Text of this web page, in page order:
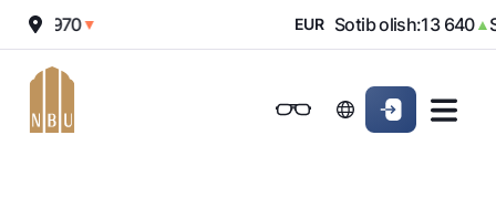
11 970▼ EUR Sotib olish:13 640▲